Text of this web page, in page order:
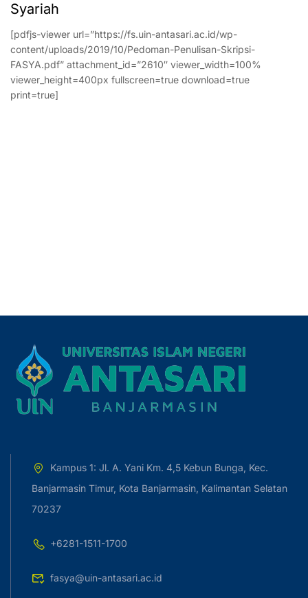
Syariah
[pdfjs-viewer url=”https://fs.uin-antasari.ac.id/wp-
content/uploads/2019/10/Pedoman-Penulisan-Skripsi-
FASYA.pdf” attachment_id=”2610″ viewer_width=100%
viewer_height=400px fullscreen=true download=true
print=true]
Kampus 1: Jl. A. Yani Km. 4,5 Kebun Bunga, Kec.
Banjarmasin Timur, Kota Banjarmasin, Kalimantan Selatan
70237
+6281-1511-1700
fasya@uin-antasari.ac.id